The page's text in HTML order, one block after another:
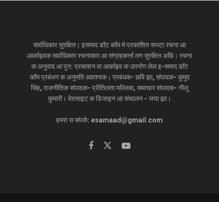
सर्वाधिकार सुरक्षित। इसमाद डॉट कॉम मे प्रकाशित सभटा रचना आ
आर्काइवक सर्वाधिकार रचनाकार आ संग्रहकर्त्ता लग सुरक्षित अछि। रचना
क अनुवाद आ पुन: प्रकाशन वा आर्काइव क उपयोग लेल इ-समाद डॉट
कॉम प्रबंधन क अनुमति आवश्यक। प्रबंधक- छवि झा, संपादक- कुमुद
सिंह, राजनीतिक संपादक- प्रीतिलता मल्लिक, समाचार संपादक- नीलू
कुमारी। वेवसाइट क डिजाइन आ संचालन - जया झा।
हमरा स संपर्क: esamaad@gmail.com